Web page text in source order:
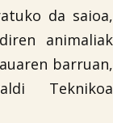
da saioa,
animaliak
barruan,
Teknikoa